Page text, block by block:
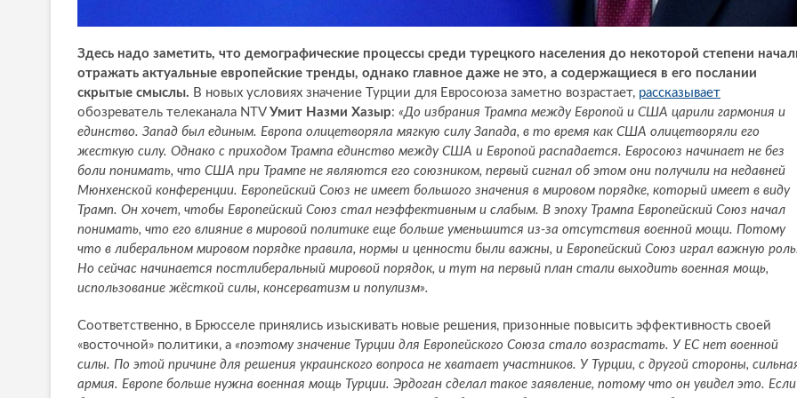
Здесь надо заметить, что демографические процессы среди турецкого населения до некоторой степени
отражать актуальные европейские тренды, однако главное даже не это, а содержащиеся в его послании
скрытые смыслы. В новых условиях значение Турции для Евросоюза заметно возрастает, рассказывает
обозреватель телеканала NTV Умит Назми Хазыр: «До избрания Трампа между Европой и США царили гармония и
единство. Запад был единым. Европа олицетворяла мягкую силу Запада, в то время как США олицетворяли его
жесткую силу. Однако с приходом Трампа единство между США и Европой распадается. Евросоюз начинает не без
боли понимать, что США при Трампе не являются его союзником, первый сигнал об этом они получили на недавней
Мюнхенской конференции. Европейский Союз не имеет большого значения в мировом порядке, который имеет в виду
Трамп. Он хочет, чтобы Европейский Союз стал неэффективным и слабым. В эпоху Трампа Европейский Союз начал
понимать, что его влияние в мировой политике еще больше уменьшится из-за отсутствия военной мощи. Потому
что в либеральном мировом порядке правила, нормы и ценности были важны, и Европейский Союз играл важную роль.
Но сейчас начинается постлиберальный мировой порядок, и тут на первый план стали выходить военная мощь,
использование жёсткой силы, консерватизм и популизм».
Соответственно, в Брюсселе принялись изыскивать новые решения, призонные повысить эффективность своей
«восточной» политики, а «поэтому значение Турции для Европейского Союза стало возрастать. У ЕС нет военной
силы. По этой причине для решения украинского вопроса не хватает участников. У Турции, с другой стороны,
армия. Европе больше нужна военная мощь Турции. Эрдоган сделал такое заявление, потому что он увидел это. Если